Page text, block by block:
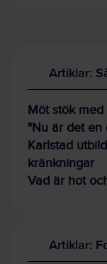
Artiklar:
Möt stök
"Nu är det en
Karlstad
kränkningar
Vad är hot
Artiklar: